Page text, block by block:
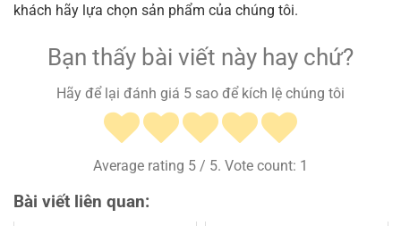
khách hãy lựa chọn sản phẩm của chúng tôi.
Bạn thấy bài viết này hay chứ?
Hãy để lại đánh giá 5 sao để kích lệ chúng tôi
Average rating 5 / 5. Vote count: 1
Bài viết liên quan: